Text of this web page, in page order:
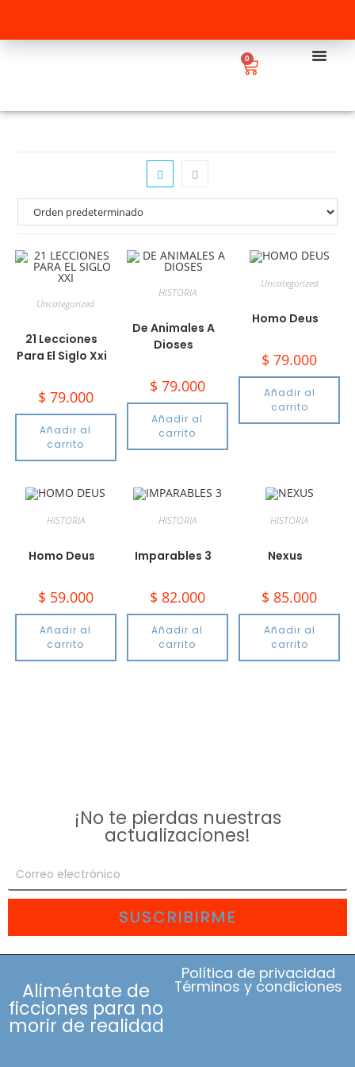
0
Uncategorized
21 Lecciones
Para El Siglo Xxi
$ 79.000
Añadir al
carrito
HISTORIA
De Animales A
Dioses
$ 79.000
Añadir al
carrito
Uncategorized
Homo Deus
$ 79.000
Añadir al
carrito
HISTORIA
Homo Deus
$ 59.000
Añadir al
carrito
HISTORIA
Imparables 3
$ 82.000
Añadir al
carrito
HISTORIA
Nexus
$ 85.000
Añadir al
carrito
¡No te pierdas nuestras
actualizaciones!
SUSCRIBIRME
Aliméntate de
ficciones para no
morir de realidad
Política de privacidad
Términos y condiciones